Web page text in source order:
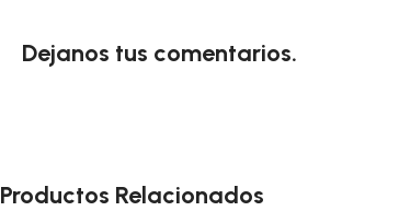
Dejanos tus comentarios.
Productos Relacionados